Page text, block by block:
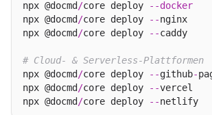
npx @docmd /core deploy --docker
npx @docmd /core deploy --
npx @docmd /core deploy --
# Cloud- & Serverless-Plattformen
npx @docmd /core deploy --github-
npx @docmd /core deploy --
npx @docmd /core deploy --